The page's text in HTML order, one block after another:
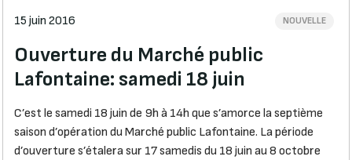
15 juin 2016 NOUVELLE
Ouverture du Marché public
Lafontaine: samedi 18 juin
C’est le samedi 18 juin de 9h à 14h que s’amorce la septième
saison d’opération du Marché public Lafontaine. La période
d’ouverture s’étalera sur 17 samedis du 18 juin au 8 octobre